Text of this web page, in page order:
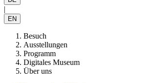
|
EN
Besuch
Ausstellungen
Programm
Digitales Museum
Über uns